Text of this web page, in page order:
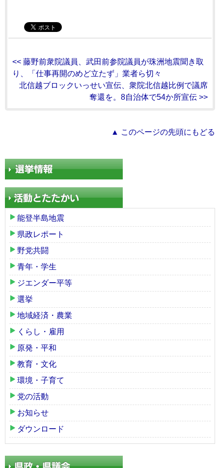
<< 藤野前衆院議員、武田前参院議員が珠洲地震聞き取
り、「仕事再開のめど立たず」業者ら切々
北信越ブロックいっせい宣伝、衆院北信越比例で議席
奪還を。8自治体で54か所宣伝 >>
▲ このページの先頭にもどる
能登半島地震
県政レポート
野党共闘
青年・学生
ジエンダー平等
選挙
地域経済・農業
くらし・雇用
原発・平和
教育・文化
環境・子育て
党の活動
お知らせ
ダウンロード